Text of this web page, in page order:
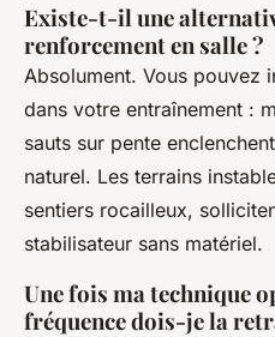
Existe-t-il une
renforcement en salle ?
Absolument. Vous pouvez
dans votre entraînement :
sauts sur pente
naturel. Les terrains
sentiers rocailleux,
stabilisateur sans matériel.
Une fois ma technique
fréquence dois-je la